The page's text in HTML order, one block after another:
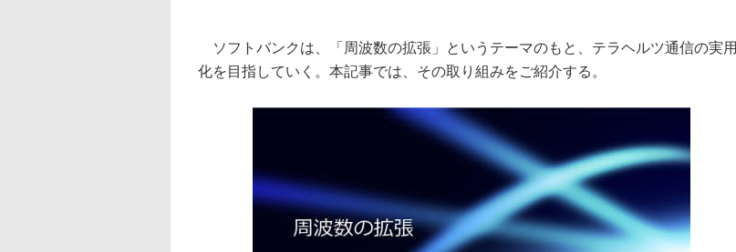
ソフトバンクは、「周波数の拡張」というテーマのもと、テラヘルツ通信の実用
化を目指していく。本記事では、その取り組みをご紹介する。